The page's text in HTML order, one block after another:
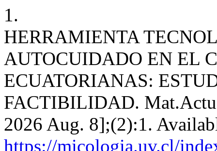
1.
HERRAMIENTA
AUTOCUIDADO EN EL
ECUATORIANAS:
FACTIBILIDAD.
2026 Aug. 8];(2):1.
https://micologia.uv.cl/